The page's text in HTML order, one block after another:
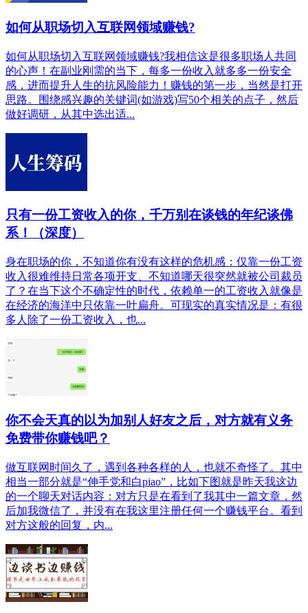
如何从职场切入互联网领域赚钱?
如何从职场切入互联网领域赚钱?我相信这是很多职场人共同
的心声！在副业刚需的当下，每多一份收入就多多一份安全
感，进而提升人生的抗风险能力！赚钱的第一步，当然是打开
思路。围绕感兴趣的关键词(如游戏)写50个相关的点子，然后
做好调研，从其中选出适...
只有一份工资收入的你，千万别在谈钱的年纪谈佛
系！（深度）
身在职场的你，不知道你有没有这样的危机感：仅靠一份工资
收入很难维持日常各项开支、不知道哪天很突然就被公司裁员
了？在当下这个不确定性的时代，依赖单一的工资收入就像是
在经济的海洋中只依靠一叶扁舟。可现实的真实情况是：有很
多人除了一份工资收入，也...
你不会天真的以为加别人好友之后，对方就有义务
免费带你赚钱吧？
做互联网时间久了，遇到各种各样的人，也就不奇怪了。其中
相当一部分就是“伸手党和白piao”，比如下图就是昨天我这边
的一个聊天对话内容：对方只是在看到了我其中一篇文章，然
后加我微信了，并没有在我这里注册任何一个赚钱平台。看到
对方这般的回复，内...